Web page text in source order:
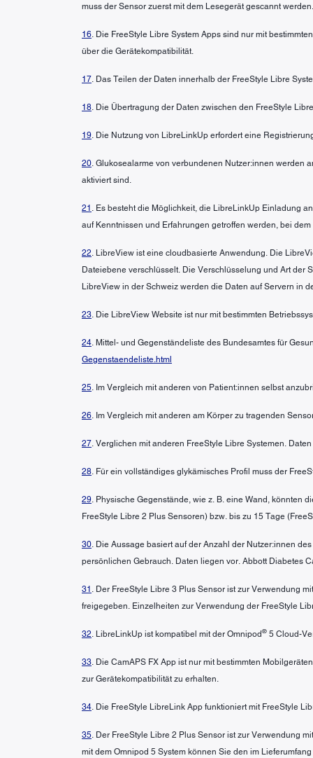
muss der Sensor zuerst mit dem Lesegerät gescannt
16. Die FreeStyle Libre System Apps sind nur mit
über die Gerätekompatibilität.
17. Das Teilen der Daten innerhalb der FreeStyle Libre
18. Die Übertragung der Daten zwischen den FreeStyle
19. Die Nutzung von LibreLinkUp erfordert eine
20. Glukosealarme von verbundenen Nutzer:innen werden
aktiviert sind.
21 . Es besteht die Möglichkeit, die LibreLinkUp Einladung
auf Kenntnissen und Erfahrungen getroffen werden, bei
22. LibreView ist eine cloudbasierte Anwendung. Die
Dateiebene verschlüsselt. Die Verschlüsselung und Art
LibreView in der Schweiz werden die Daten auf Servern in
23. Die LibreView Website ist nur mit bestimmten
24. Mittel- und Gegenständeliste des Bundesamtes für
Gegenstaendeliste.html
25. Im Vergleich mit anderen von Patient:innen selbst
26. Im Vergleich mit anderen am Körper zu tragenden
27. Verglichen mit anderen FreeStyle Libre Systemen.
28. Für ein vollständiges glykämisches Profil muss der
29. Physische Gegenstände, wie z. B. eine Wand, könnten
FreeStyle Libre 2 Plus Sensoren) bzw. bis zu 15 Tage
30. Die Aussage basiert auf der Anzahl der Nutzer:innen
persönlichen Gebrauch. Daten liegen vor. Abbott Diabetes
31 . Der FreeStyle Libre 3 Plus Sensor ist zur Verwendung
freigegeben. Einzelheiten zur Verwendung der FreeStyle
32. LibreLinkUp ist kompatibel mit der Omnipod® 5 Cloud-
33. Die CamAPS FX App ist nur mit bestimmten
zur Gerätekompatibilität zu erhalten.
34. Die FreeStyle LibreLink App funktioniert mit FreeStyle
35. Der FreeStyle Libre 2 Plus Sensor ist zur Verwendung
mit dem Omnipod 5 System können Sie den im